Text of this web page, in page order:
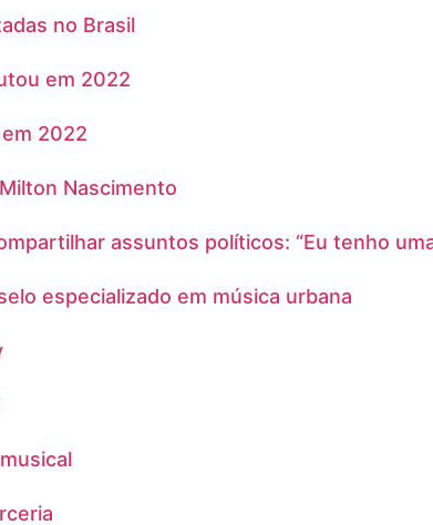
no Brasil
em 2022
2022
Nascimento
assuntos políticos: “Eu tenho
especializado em música urbana